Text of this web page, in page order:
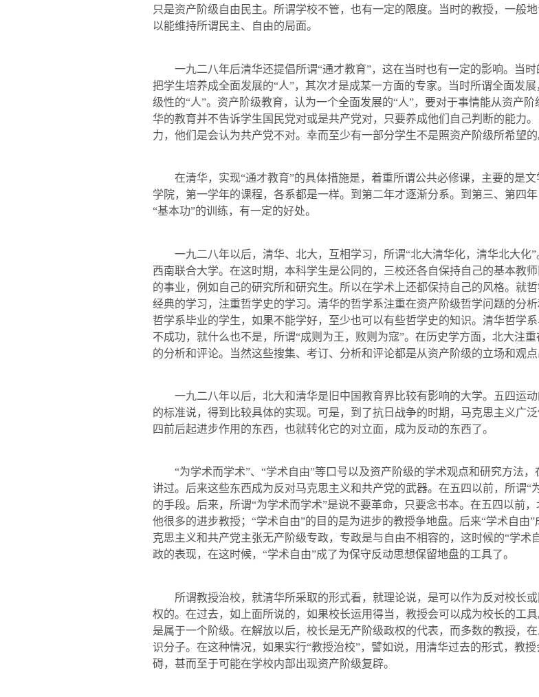
只是资产阶级自由民主。所谓学校不管，也有一定的限度。当 时的教授，一般
以能维持所谓民主、自由的局面。
一九二八年后清华还提倡所谓“通才教育”，这在当时也有一定的影响。当时
把学生培养成全面发展的“人”，其次才是成某一方面的专家。当时所谓全面发
级性的“人”。资产阶级教育，认为一个全面发展的“人”，要对于事情能从资产
华的教育并不告诉学生国民党对或是共产党对，只要养成他们自己判断的能力
力，他们是会认为共产党不对。幸而至少有一部分学生不是照资产阶级所希望的
在清华，实现“通才教育”的具体措施是，着重所谓公共必修课，主要的是文
学院，第一学年的课程，各系都是一样。到第二年才逐渐分系。到第三、第四
“基本功”的训练，有一定的好处。
一九二八年以后，清华、北大，互相学习，所谓“北大清华化，清华北大化
西南联合大学。在这时期，本科学生是公同的，三校还各自保持自己的基本教
的事业，例如自己的研究所和研究生。所以在学术上还都保持自己的风格。就
经典的学习，注重哲学史的学习。清华的哲学系注重在资产阶级哲学问题的分
哲学系毕业的学生，如果不能学好，至少也可以有些哲学史的知识。清华哲学
不成功，就什么也不是，所谓“成则为王，败则为寇”。在历史学方面，北大注
的分析和评论。当然这些搜集、考订、分析和评论都是从资产阶级的立场和观点
一九二八年以后，北大和清华是旧中国教育界比较有影响的大学。五四运
的标准说，得到比较具体的实现。可是，到了抗日战争的时期，马克思主义广
四前后起进步作用的东西，也就转化它的对立面，成为反动的东西了。
“为学术而学术”、“学术自由”等口号以及资产阶级的学术观点和研究方法，
讲过。后来这些东西成为反对马克思主义和共产党的武器。在五四以前，所谓“
的手段。后来，所谓“为学术而学术”是说不要革命，只要念书本。在五四以前
他很多的进步教授；“学术自由”的目的是为进步的教授争地盘。后来“学术自由
克思主义和共产党主张无产阶级专政，专政是与自由不相容的，这时候的“学术
政的表现，在这时候，“学术自由”成了为保守反动思想保留地盘的工具了。
所谓教授治校，就清华所采取的形式看，就理论说，是可以作为反对校长或
权的。在过去，如上面所说的，如果校长运用得当，教授会可以成为校长的工
是属于一个阶级。在解放以后，校长是无产阶级政权的代表，而多数的教授，
识分子。在这种情况，如果实行“教授治校”，譬如说，用清华过去的形式，教
碍，甚而至于可能在学校内部出现资产阶级复辟。